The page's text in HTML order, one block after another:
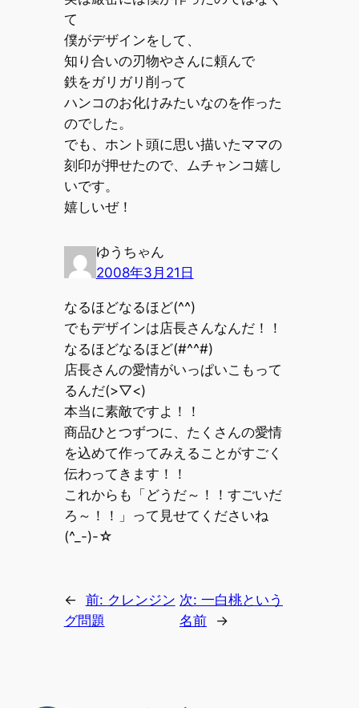
て
僕がデザインをして、
知り合いの刃物やさんに頼んで
鉄をガリガリ削って
ハンコのお化けみたいなのを作った
のでした。
でも、ホント頭に思い描いたママの
刻印が押せたので、ムチャンコ嬉し
いです。
嬉しいぜ！
ゆうちゃん
2008年3月21日
なるほどなるほど(^^)
でもデザインは店長さんなんだ！！
なるほどなるほど(#^^#)
店長さんの愛情がいっぱいこもって
るんだ(>▽<)
本当に素敵ですよ！！
商品ひとつずつに、たくさんの愛情
を込めて作ってみえることがすごく
伝わってきます！！
これからも「どうだ～！！すごいだ
ろ～！！」って見せてくださいね
(^_-)-☆
← 前: クレンジン
グ問題
次: 一白桃という
名前
→